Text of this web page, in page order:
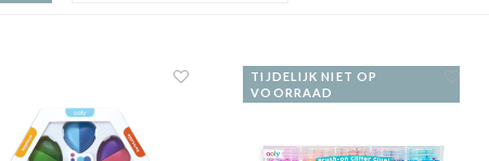
TIJDELIJK NIET OP
VOORRAAD